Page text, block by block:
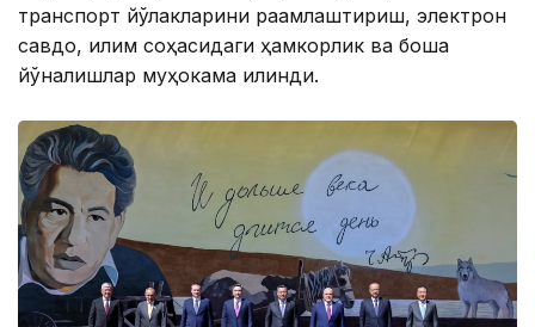
транспорт йўлакларини рақамлаштириш, электрон
савдо, иқлим соҳасидаги ҳамкорлик ва бошқа
йўналишлар муҳокама қилинди.